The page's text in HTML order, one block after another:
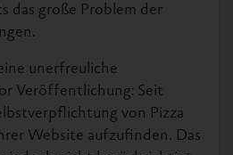
das große Problem der
unerfreuliche
Veröffentlichung: Seit
von Pizza
Website aufzufinden. Das